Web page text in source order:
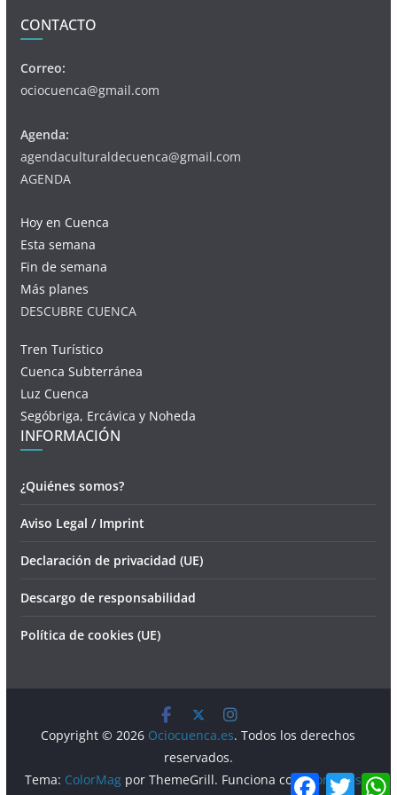
CONTACTO
Correo:
ociocuenca@gmail.com
Agenda:
agendaculturaldecuenca@gmail.com
AGENDA
Hoy en Cuenca
Esta semana
Fin de semana
Más planes
DESCUBRE CUENCA
Tren Turístico
Cuenca Subterránea
Luz Cuenca
Segóbriga, Ercávica y Noheda
INFORMACIÓN
¿Quiénes somos?
Aviso Legal / Imprint
Declaración de privacidad (UE)
Descargo de responsabilidad
Política de cookies (UE)
Copyright © 2026 Ociocuenca.es. Todos los derechos
reservados.
Tema: ColorMag por ThemeGrill. Funciona conWordPress.
F T